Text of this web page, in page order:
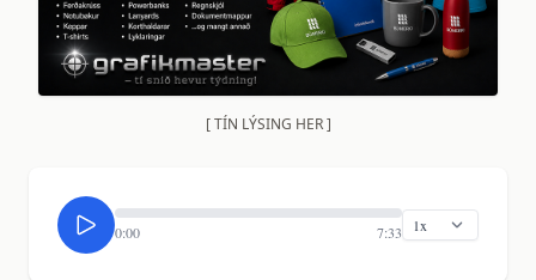
[ TÍN LÝSING HER ]
0:00 7:33